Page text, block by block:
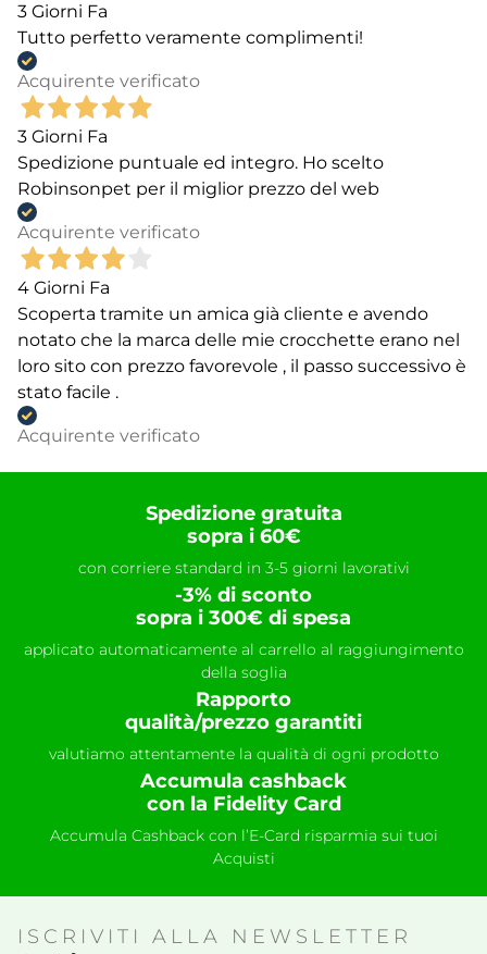
3 Giorni Fa
Tutto perfetto veramente complimenti!
Acquirente verificato
3 Giorni Fa
Spedizione puntuale ed integro. Ho scelto
Robinsonpet per il miglior prezzo del web
Acquirente verificato
4 Giorni Fa
Scoperta tramite un amica già cliente e avendo
notato che la marca delle mie crocchette erano nel
loro sito con prezzo favorevole , il passo successivo è
stato facile .
Acquirente verificato
Spedizione gratuita
sopra i 60€
con corriere standard in 3-5 giorni lavorativi
-3% di sconto
sopra i 300€ di spesa
applicato automaticamente al carrello al raggiungimento
della soglia
Rapporto
qualità/prezzo garantiti
valutiamo attentamente la qualità di ogni prodotto
Accumula cashback
con la Fidelity Card
Accumula Cashback con l’E-Card risparmia sui tuoi
Acquisti
ISCRIVITI ALLA NEWSLETTER